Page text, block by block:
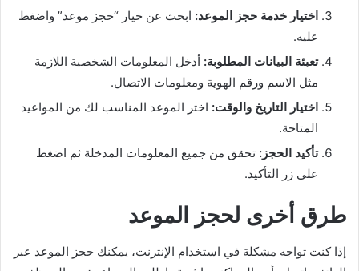
اختيار خدمة حجز الموعد: ابحث عن خيار “حجز موعد” واضغط
عليه.
تعبئة البيانات المطلوبة: أدخل المعلومات الشخصية اللازمة
مثل الاسم ورقم الهوية ومعلومات الاتصال.
اختيار التاريخ والوقت: اختر الموعد المناسب لك من المواعيد
المتاحة.
تأكيد الحجز: تحقق من جميع المعلومات المدخلة ثم اضغط
على زر التأكيد.
طرق أخرى لحجز الموعد
إذا كنت تواجه مشكلة في استخدام الإنترنت، يمكنك حجز الموعد عبر